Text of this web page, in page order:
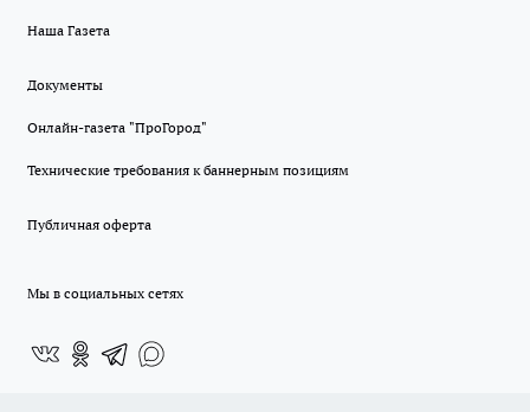
Наша Газета
Документы
Онлайн-газета "ПроГород"
Технические требования к баннерным позициям
Публичная оферта
Мы в социальных сетях